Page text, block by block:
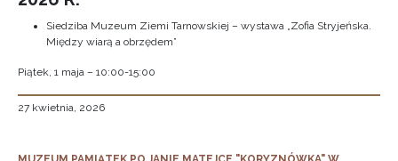
Siedziba Muzeum Ziemi Tarnowskiej – wystawa „Zofia Stryjeńska.
Między wiarą a obrzędem”
Piątek, 1 maja – 10:00-15:00
27 kwietnia, 2026